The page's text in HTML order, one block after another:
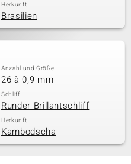
Herkunft
Brasilien
Anzahl und Größe
26 à 0,9 mm
Schliff
Runder Brillantschliff
Herkunft
Kambodscha